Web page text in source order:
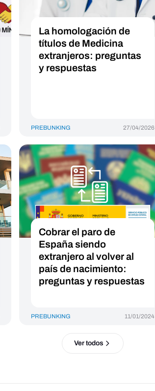
La homologación de
títulos de Medicina
extranjeros: preguntas
y respuestas
PREBUNKING 27/04/2026
Cobrar el paro de
España siendo
extranjero al volver al
país de nacimiento:
preguntas y respuestas
PREBUNKING 11/01/2024
Ver todos